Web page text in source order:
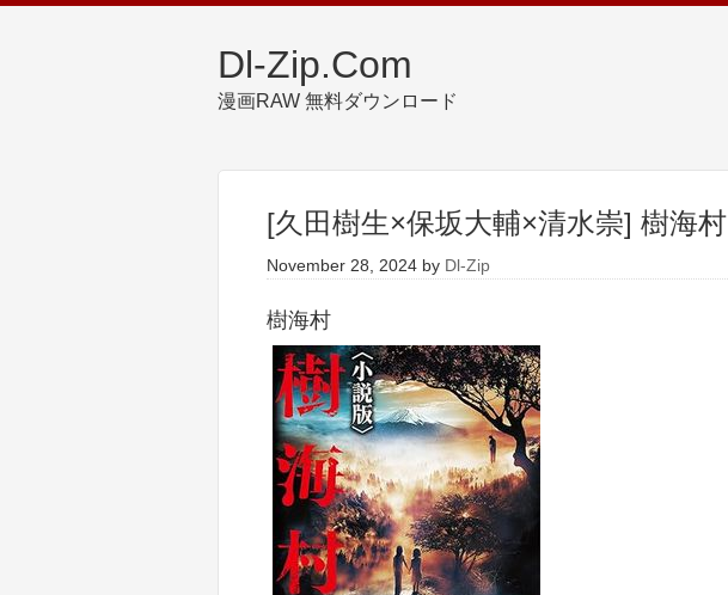
Dl-Zip.Com
漫画RAW 無料ダウンロード
[久田樹生×保坂大輔×清水崇] 樹海村
November 28, 2024 by Dl-Zip
樹海村